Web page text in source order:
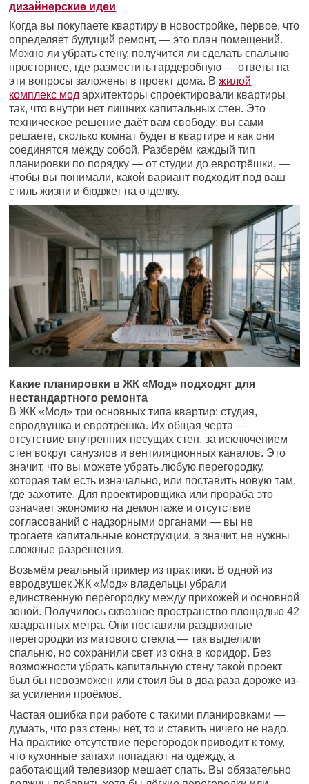
дизайнерские идеи
Когда вы покупаете квартиру в новостройке, первое, что
определяет будущий ремонт, — это план помещений.
Можно ли убрать стену, получится ли сделать спальню
просторнее, где разместить гардеробную — ответы на
эти вопросы заложены в проект дома. Вжилой
комплекс мод архитекторы спроектировали квартиры
так, что внутри нет лишних капитальных стен. Это
техническое решение даёт вам свободу: вы сами
решаете, сколько комнат будет в квартире и как они
соединятся между собой. Разберём каждый тип
планировки по порядку — от студии до евротрёшки, —
чтобы вы понимали, какой вариант подходит под ваш
стиль жизни и бюджет на отделку.
Какие планировки в ЖК «Мод» подходят для
нестандартного ремонта
В ЖК «Мод» три основных типа квартир: студия,
евродвушка и евротрёшка. Их общая черта —
отсутствие внутренних несущих стен, за исключением
стен вокруг санузлов и вентиляционных каналов. Это
значит, что вы можете убрать любую перегородку,
которая там есть изначально, или поставить новую там,
где захотите. Для проектировщика или прораба это
означает экономию на демонтаже и отсутствие
согласований с надзорными органами — вы не
трогаете капитальные конструкции, а значит, не нужны
сложные разрешения.
Возьмём реальный пример из практики. В одной из
евродвушек ЖК «Мод» владельцы убрали
единственную перегородку между прихожей и основной
зоной. Получилось сквозное пространство площадью 42
квадратных метра. Они поставили раздвижные
перегородки из матового стекла — так выделили
спальню, но сохранили свет из окна в коридор. Без
возможности убрать капитальную стену такой проект
был бы невозможен или стоил бы в два раза дороже из-
за усиления проёмов.
Частая ошибка при работе с такими планировками —
думать, что раз стены нет, то и ставить ничего не надо.
На практике отсутствие перегородок приводит к тому,
что кухонные запахи попадают на одежду, а
работающий телевизор мешает спать. Вы обязательно